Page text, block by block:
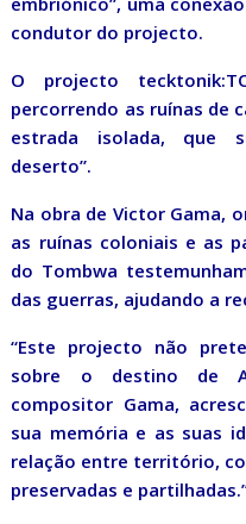
condutor do projecto.
O projecto
percorrendo as ruínas de
estrada isolada, que
deserto”.
Na obra de Victor Gama,
as ruínas coloniais e as
do Tombwa
das guerras, ajudando a
“Este projecto não
sobre o destino de
compositor Gama,
sua memória e as suas
relação entre território,
preservadas e